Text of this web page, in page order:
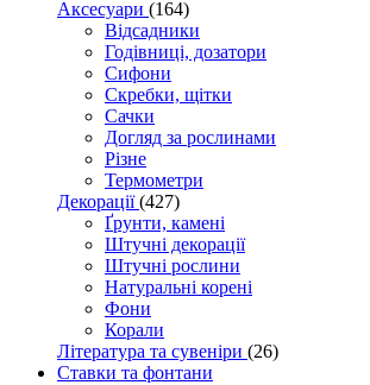
Аксесуари (164)
Відсадники
Годівниці, дозатори
Сифони
Скребки, щітки
Сачки
Догляд за рослинами
Різне
Термометри
Декорації(427)
Ґрунти, камені
Штучні декорації
Штучні рослини
Натуральні корені
Фони
Корали
Література та сувеніри (26)
Ставки та фонтани